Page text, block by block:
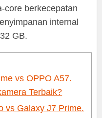
core berkecepatan
internal
GB.
vs OPPO A57.
Terbaik?
vs Galaxy J7 Prime.